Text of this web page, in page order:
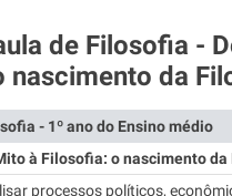
de Filosofia -
nascimento da
- 1º ano do Ensino médio
à Filosofia: o nascimento
processos políticos,